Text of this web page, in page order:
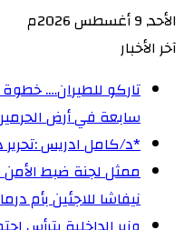
الأحد, 9 أغسطس 2026م
آخر الأخبار
تاركو للطيران….
سابعة في أرض
‏*د/كامل ادريس :تحرير
ممثل لجنة ضبط
نيفاشا للاجئين بأم